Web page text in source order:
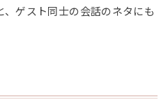
、ゲスト同士の会話のネタにも